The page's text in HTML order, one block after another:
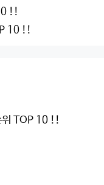
!!
10 !!
위 TOP 10 !!